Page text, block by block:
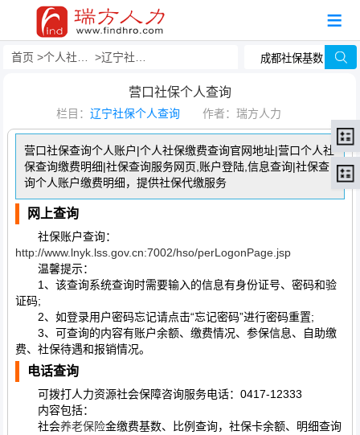
首页 个人社保查询 辽宁社保个人查询
营口社保个人查询
栏目： 辽宁社保个人查询 作者：瑞方人力
营口社保查询个人账户|个人社保缴费查询官网地址|营口个人社
保查询缴费明细|社保查询服务网页,账户登陆,信息查询|社保查
询个人账户缴费明细，提供社保代缴服务
网上查询
社保账户查询：
http://www.lnyk.lss.gov.cn:7002/hso/perLogonPage.jsp
温馨提示：
1、该查询系统查询时需要输入的信息有身份证号、密码和验
证码;
2、如登录用户密码忘记请点击“忘记密码”进行密码重置;
3、可查询的内容有账户余额、缴费情况、参保信息、自助缴
费、社保待遇和报销情况。
电话查询
可拨打人力资源社会保障咨询服务电话：0417-12333
内容包括：
社会养老保险金缴费基数、比例查询，社保卡余额、明细查询